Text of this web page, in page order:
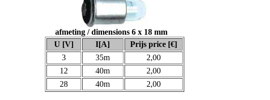
afmeting / dimensions 6 x 18 mm
U [V]
I[A]
Prijs price [€]
3
35m
2,00
12
40m
2,00
28
40m 2,00